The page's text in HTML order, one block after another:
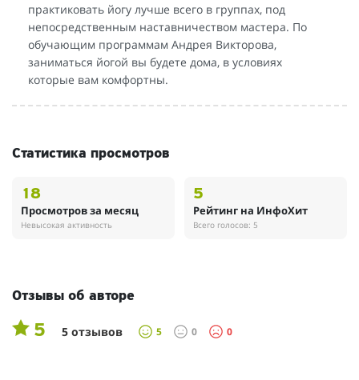
практиковать йогу лучше всего в группах, под
непосредственным наставничеством мастера. По
обучающим программам Андрея Викторова,
заниматься йогой вы будете дома, в условиях
которые вам комфортны.
Статистика просмотров
18
Просмотров за месяц
Невысокая активность
5
Рейтинг на ИнфоХит
Всего голосов: 5
Отзывы об авторе
5 5 отзывов 5 0 0